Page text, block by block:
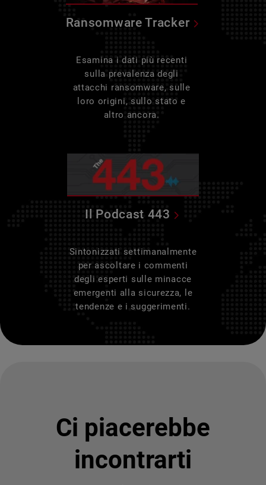
Ransomware Tracker
Esamina i dati più recenti
sulla prevalenza degli
attacchi ransomware, sulle
loro origini, sullo stato e
altro ancora.
Il Podcast 443
Sintonizzati settimanalmente
per ascoltare i commenti
degli esperti sulle minacce
emergenti alla sicurezza, le
tendenze e i suggerimenti.
Ci piacerebbe
incontrarti